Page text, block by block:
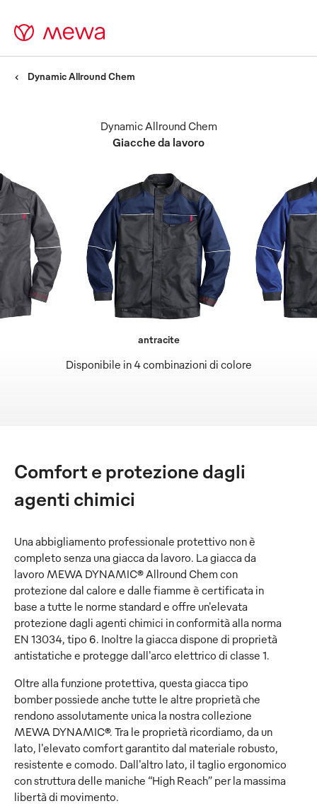
Dynamic Allround Chem
Giacche da lavoro
Dynamic Allround Chem
Disponibile in 4 combinazioni di colore
antracite
Comfort e protezione dagli
agenti chimici
Una abbigliamento professionale protettivo non è
completo senza una giacca da lavoro. La giacca da
lavoro MEWA DYNAMIC® Allround Chem con
protezione dal calore e dalle fiamme è certificata in
base a tutte le norme standard e offre un'elevata
protezione dagli agenti chimici in conformità alla norma
EN 13034, tipo 6. Inoltre la giacca dispone di proprietà
antistatiche e protegge dall'arco elettrico di classe 1.
Oltre alla funzione protettiva, questa giacca tipo
bomber possiede anche tutte le altre proprietà che
rendono assolutamente unica la nostra collezione
MEWA DYNAMIC®. Tra le proprietà ricordiamo, da un
lato, l'elevato comfort garantito dal materiale robusto,
resistente e comodo. Dall'altro lato, il taglio ergonomico
con struttura delle maniche “High Reach” per la massima
libertà di movimento.